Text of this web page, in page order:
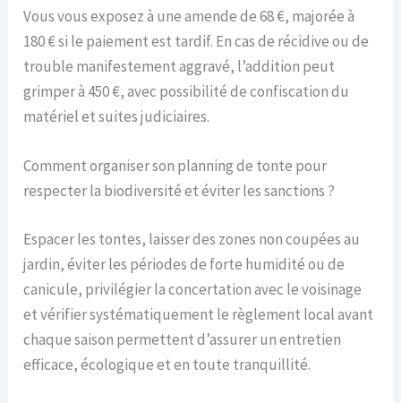
Vous vous exposez à une amende de 68 €, majorée à
180 € si le paiement est tardif. En cas de récidive ou de
trouble manifestement aggravé, l’addition peut
grimper à 450 €, avec possibilité de confiscation du
matériel et suites judiciaires.
Comment organiser son planning de tonte pour
respecter la biodiversité et éviter les sanctions ?
Espacer les tontes, laisser des zones non coupées au
jardin, éviter les périodes de forte humidité ou de
canicule, privilégier la concertation avec le voisinage
et vérifier systématiquement le règlement local avant
chaque saison permettent d’assurer un entretien
efficace, écologique et en toute tranquillité.